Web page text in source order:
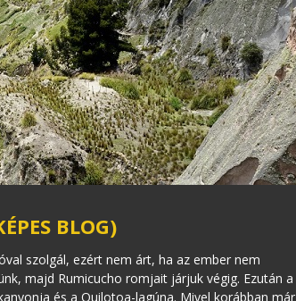
BLOG)
szolgál, ezért nem árt, ha az ember nem
majd Rumicucho romjait járjuk végig. Ezután a
és a Quilotoa-lagúna. Mivel korábban már